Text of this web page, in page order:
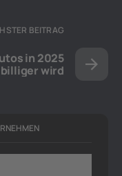
BEITRAG
in 2025
billiger wird